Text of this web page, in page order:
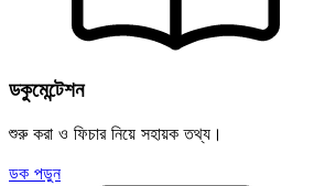
ডকুমেন্টেশন
শুরু করা ও ফিচার নিয়ে সহায়ক তথ্য।
ডক পড়ুন